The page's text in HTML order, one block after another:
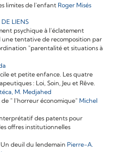
limites de l'enfant Roger Misés
LIENS
psychique à l'éclatement
une tentative de recomposition par
"parentalité et situations à
et petite enfance. Les quatre
: Loi, Soin, Jeu et Rêve.
M. Medjahed
de " l'horreur économique" Michel
des patents pour
offres institutionnelles
deuil du lendemain Pierre-A.